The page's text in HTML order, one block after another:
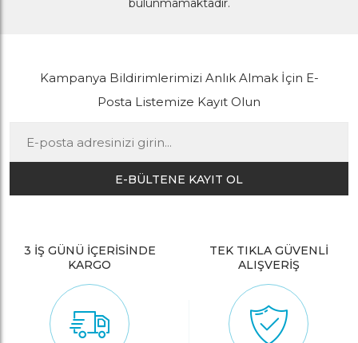
bulunmamaktadır.
Kampanya Bildirimlerimizi Anlık Almak İçin E-
Posta Listemize Kayıt Olun
E-BÜLTENE KAYIT OL
3 İŞ GÜNÜ İÇERİSİNDE
KARGO
TEK TIKLA GÜVENLİ
ALIŞVERİŞ